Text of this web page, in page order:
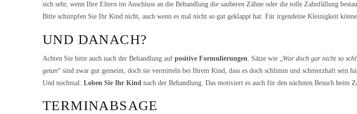
sich sehr, wenn Ihre Eltern im Anschluss an die Behandlung die sauberen Zähne oder die tolle Zahnfüllung
Bitte schimpfen Sie Ihr Kind nicht, auch wenn es mal nicht so gut geklappt hat. Für irgendeine Kleinigkeit
UND DANACH?
Achten Sie bitte auch nach der Behandlung auf positive Formulierungen . Sätze wie „ War doch gar nicht so
getan“ sind zwar gut gemeint, doch sie vermitteln bei Ihrem Kind, dass es doch schlimm und schmerzhaft sein
Und nochmal: Loben Sie Ihr Kind nach der Behandlung. Das motiviert es auch für den nächsten Besuch beim
TERMINABSAGE